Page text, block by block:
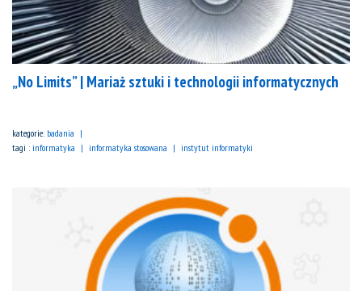
„No Limits” | Mariaż sztuki i technologii informatycznych
kategorie: badania
tagi : informatyka informatyka stosowana instytut informatyki